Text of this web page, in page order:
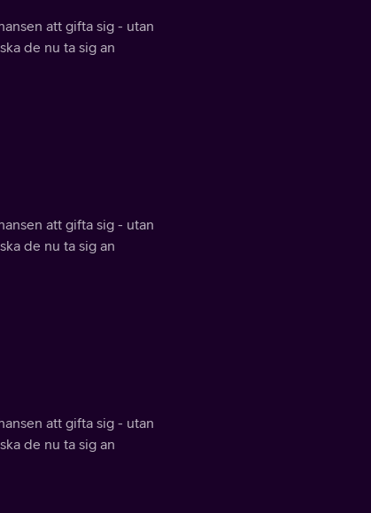
att gifta sig - utan
de nu ta sig an
att gifta sig - utan
de nu ta sig an
att gifta sig - utan
de nu ta sig an